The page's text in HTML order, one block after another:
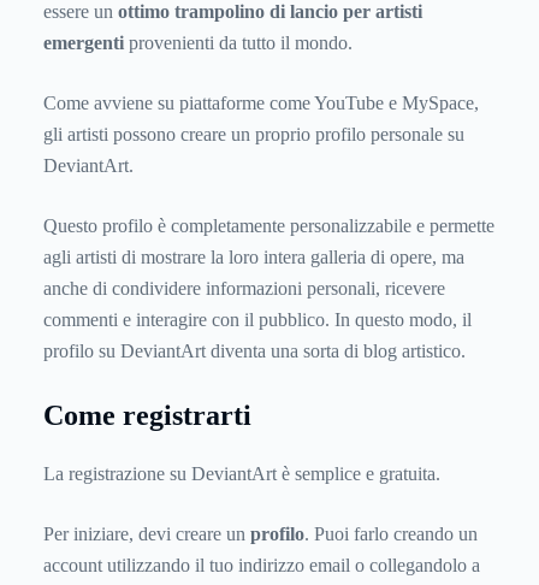
essere un ottimo trampolino di lancio per artisti
emergenti provenienti da tutto il mondo.
Come avviene su piattaforme come YouTube e MySpace,
gli artisti possono creare un proprio profilo personale su
DeviantArt.
Questo profilo è completamente personalizzabile e permette
agli artisti di mostrare la loro intera galleria di opere, ma
anche di condividere informazioni personali, ricevere
commenti e interagire con il pubblico. In questo modo, il
profilo su DeviantArt diventa una sorta di blog artistico.
Come registrarti
La registrazione su DeviantArt è semplice e gratuita.
Per iniziare, devi creare un profilo. Puoi farlo creando un
account utilizzando il tuo indirizzo email o collegandolo a